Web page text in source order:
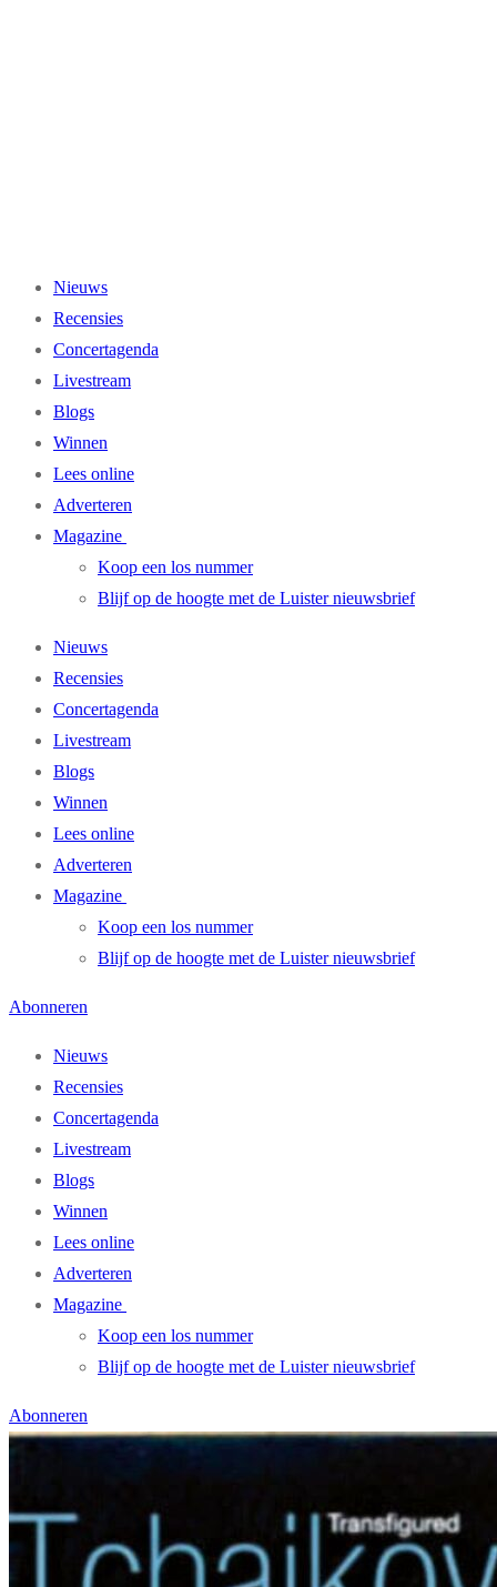
Nieuws
Recensies
Concertagenda
Livestream
Blogs
Winnen
Lees online
Adverteren
Magazine
Koop een los nummer
Blijf op de hoogte met de Luister nieuwsbrief
Nieuws
Recensies
Concertagenda
Livestream
Blogs
Winnen
Lees online
Adverteren
Magazine
Koop een los nummer
Blijf op de hoogte met de Luister nieuwsbrief
Abonneren
Nieuws
Recensies
Concertagenda
Livestream
Blogs
Winnen
Lees online
Adverteren
Magazine
Koop een los nummer
Blijf op de hoogte met de Luister nieuwsbrief
Abonneren